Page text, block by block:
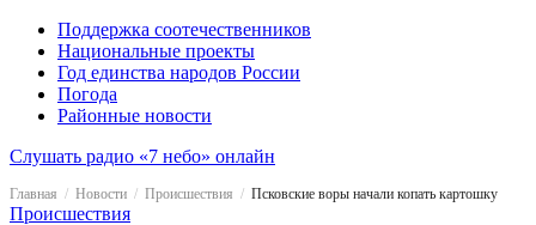
Поддержка соотечественников
Национальные проекты
Год единства народов России
Погода
Районные новости
Слушать радио «7 небо» онлайн
Главная Новости Происшествия Псковские воры начали копать картошку
Происшествия